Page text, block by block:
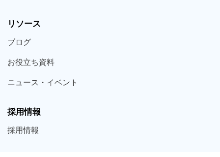
リソース
ブログ
お役立ち資料
ニュース・ イベント
採用情報
採用情報